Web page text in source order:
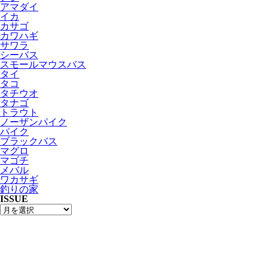
アマダイ
イカ
カサゴ
カワハギ
サワラ
シーバス
スモールマウスバス
タイ
タコ
タチウオ
タナゴ
トラウト
ノーザンパイク
パイク
ブラックバス
マグロ
マゴチ
メバル
ワカサギ
釣りの家
ISSUE